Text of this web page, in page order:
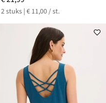
2 stuks | € 11,00 / st.